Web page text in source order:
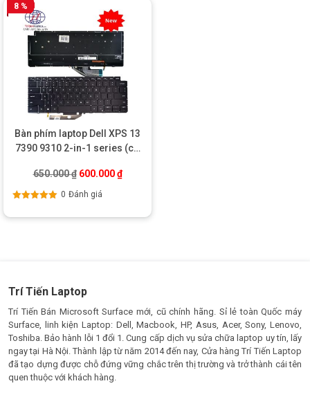
8 %
Bàn phím laptop Dell XPS 13
7390 9310 2-in-1 series (có
650.000₫ Giá gốc là: 650.000 ₫.
600.000₫Giá hiện tại là: 600.000 ₫.
0 Đánh giá
Trí Tiến Laptop
Trí Tiến Bán Microsoft Surface mới, cũ chính hãng. Sỉ lẻ toàn Quốc máy
Surface, linh kiện Laptop: Dell, Macbook, HP, Asus, Acer, Sony, Lenovo,
Toshiba. Bảo hành lỗi 1 đổi 1. Cung cấp dịch vụ sửa chữa laptop uy tín, lấy
ngay tại Hà Nội. Thành lập từ năm 2014 đến nay, Cửa hàng Trí Tiến Laptop
đã tạo dựng được chỗ đứng vững chắc trên thị trường và trở thành cái tên
quen thuộc với khách hàng.